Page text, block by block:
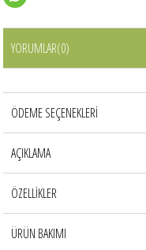
YORUMLAR(0)
ÖDEME SEÇENEKLERI
AÇIKLAMA
ÖZELLİKLER
ÜRÜN BAKIMI